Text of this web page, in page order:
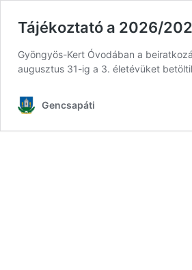
Tájékoztató a 2026/
Gyöngyös-Kert Óvodában a
augusztus 31-ig a 3. életévüket
Gencsapáti